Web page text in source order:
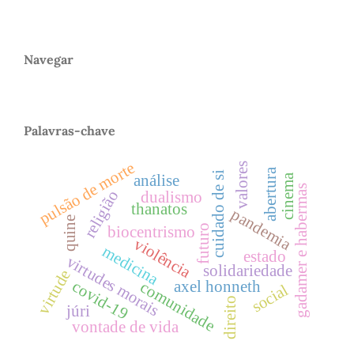
Navegar
Palavras-chave
cuidado de si
violência
axel honneth
solidariedade
estado
comunidade
biocentrismo
virtudes morais
religião
medicina
dualismo
pulsão de mortethanatos
vontade de vida
gadamer e habermas
futuro pandemia
covid-19
valores abertura
análise
social
quine
direito
virtudejúri
cinema